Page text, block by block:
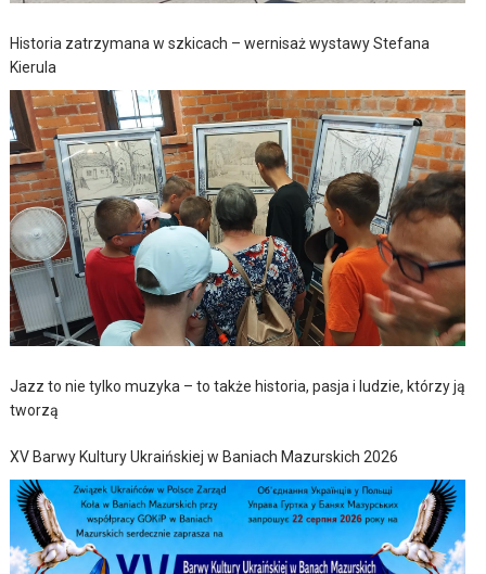
Historia zatrzymana w szkicach – wernisaż wystawy Stefana
Kierula
Jazz to nie tylko muzyka – to także historia, pasja i ludzie, którzy ją
tworzą
XV Barwy Kultury Ukraińskiej w Baniach Mazurskich 2026